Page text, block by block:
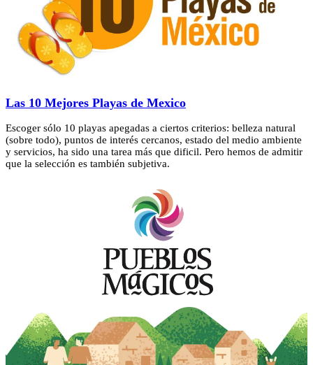
Las 10 Mejores Playas de Mexico
Escoger sólo 10 playas apegadas a ciertos criterios: belleza natural
(sobre todo), puntos de interés cercanos, estado del medio ambiente
y servicios, ha sido una tarea más que dificil. Pero hemos de admitir
que la selección es también subjetiva.